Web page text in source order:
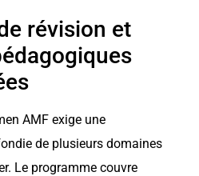
révision et
AMF exige une
de plusieurs domaines
Le programme couvre